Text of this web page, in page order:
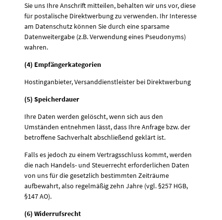
Sie uns Ihre Anschrift mitteilen, behalten wir uns vor, diese
für postalische Direktwerbung zu verwenden. Ihr Interesse
am Datenschutz können Sie durch eine sparsame
Datenweitergabe (z.B. Verwendung eines Pseudonyms)
wahren.
(4) Empfängerkategorien
Hostinganbieter, Versanddienstleister bei Direktwerbung
(5) Speicherdauer
Ihre Daten werden gelöscht, wenn sich aus den
Umständen entnehmen lässt, dass Ihre Anfrage bzw. der
betroffene Sachverhalt abschließend geklärt ist.
Falls es jedoch zu einem Vertragsschluss kommt, werden
die nach Handels- und Steuerrecht erforderlichen Daten
von uns für die gesetzlich bestimmten Zeiträume
aufbewahrt, also regelmäßig zehn Jahre (vgl. §257 HGB,
§147 AO).
(6) Widerrufsrecht